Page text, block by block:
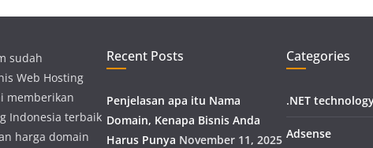
sudah
Web Hosting
memberikan
Indonesia terbaik
harga domain
Recent Posts
Penjelasan apa itu Nama
Domain, Kenapa Bisnis Anda
Harus Punya November 11, 2025
Categories
.NET
Adsense